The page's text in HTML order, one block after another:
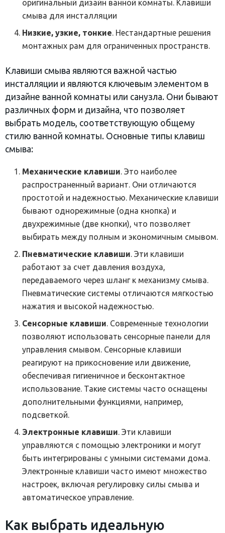
оригинальный дизайн ванной комнаты. Клавиши
смыва для инсталляции
Низкие, узкие, тонкие. Нестандартные решения
монтажных рам для ограниченных пространств.
Клавиши смыва являются важной частью
инсталляции и являются ключевым элементом в
дизайне ванной комнаты или санузла. Они бывают
различных форм и дизайна, что позволяет
выбрать модель, соответствующую общему
стилю ванной комнаты. Основные типы клавиш
смыва:
Механические клавиши. Это наиболее
распространенный вариант. Они отличаются
простотой и надежностью. Механические клавиши
бывают однорежимные (одна кнопка) и
двухрежимные (две кнопки), что позволяет
выбирать между полным и экономичным смывом.
Пневматические клавиши. Эти клавиши
работают за счет давления воздуха,
передаваемого через шланг к механизму смыва.
Пневматические системы отличаются мягкостью
нажатия и высокой надежностью.
Сенсорные клавиши. Современные технологии
позволяют использовать сенсорные панели для
управления смывом. Сенсорные клавиши
реагируют на прикосновение или движение,
обеспечивая гигиеничное и бесконтактное
использование. Такие системы часто оснащены
дополнительными функциями, например,
подсветкой.
Электронные клавиши. Эти клавиши
управляются с помощью электроники и могут
быть интегрированы с умными системами дома.
Электронные клавиши часто имеют множество
настроек, включая регулировку силы смыва и
автоматическое управление.
Как выбрать идеальную